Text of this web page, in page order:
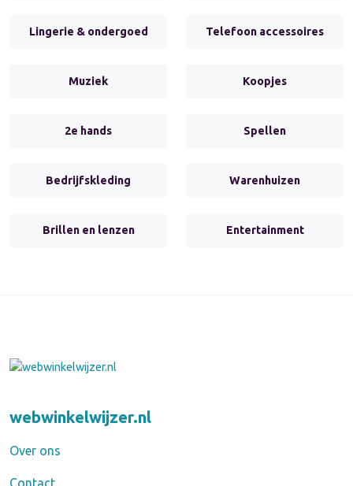
Lingerie & ondergoed Telefoon accessoires
Muziek Koopjes
2e hands Spellen
Bedrijfskleding Warenhuizen
Brillen en lenzen Entertainment
webwinkelwijzer.nl
Over ons
Contact